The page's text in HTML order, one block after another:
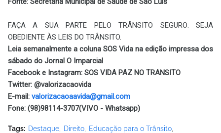
FAÇA A SUA PARTE PELO TRÂNSITO SEGURO: SEJA
OBEDIENTE ÀS LEIS DO TRÂNSITO.
Leia semanalmente a coluna SOS Vida na edição impressa dos
sábado do Jornal O Imparcial
Facebook e Instagram: SOS VIDA PAZ NO TRANSITO
Twitter: @valorizacaovida
E-mail: valorizacaoaavida@gmail.com
Fone: (98)98114-3707(VIVO - Whatsapp)
Tags: Destaque Direito
Educação para o Trânsito